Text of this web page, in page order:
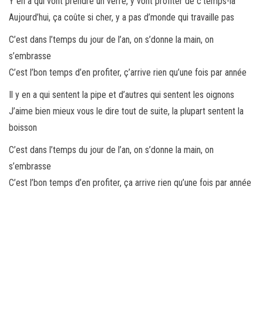
Aujourd’hui, ça coûte si cher, y a pas d’monde qui travaille pas
C’est dans l’temps du jour de l’an, on s’donne la main, on
s’embrasse
C’est l’bon temps d’en profiter, ç’arrive rien qu’une fois par année
Il y en a qui sentent la pipe et d’autres qui sentent les oignons
J’aime bien mieux vous le dire tout de suite, la plupart sentent la
boisson
C’est dans l’temps du jour de l’an, on s’donne la main, on
s’embrasse
C’est l’bon temps d’en profiter, ça arrive rien qu’une fois par année